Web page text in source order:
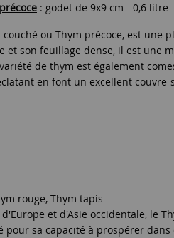
: godet de 9x9 cm - 0,6 litre
couché ou Thym précoce, est
et son feuillage dense, il est
de thym est également
en font un excellent
rouge, Thym tapis
et d'Asie occidentale, le
sa capacité à prospérer